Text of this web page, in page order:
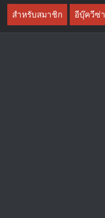
Skip
content
สำหรับสมาชิก อีบุ๊ควีซ่า